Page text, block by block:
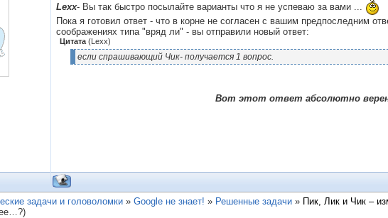
Lexx- Вы так быстро посылайте варианты что я не успеваю за вами ...
Пока я готовил ответ - что в корне не согласен с вашим предпоследним
соображениях типа "вряд ли" - вы отправили новый ответ:
Цитата (Lexx)
если спрашивающий Чик- получается 1 вопрос.
Вот этот ответ абсолютно
задачи и головоломки » Google не знает! » Решенные задачи » Пик, Лик и Чик –